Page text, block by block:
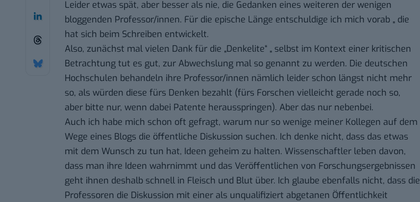
Leider etwas spät, aber besser als nie, die Gedanken eines weiteren der wenigen
bloggenden Professor/innen. Für die epische Länge entschuldige ich mich vorab „ die
hat sich beim Schreiben entwickelt.
Also, zunächst mal vielen Dank für die „Denkelite“ „ selbst im Kontext einer kritischen
Betrachtung tut es gut, zur Abwechslung mal so genannt zu werden. Die deutschen
Hochschulen behandeln ihre Professor/innen nämlich leider schon längst nicht mehr
so, als würden diese fürs Denken bezahlt (fürs Forschen vielleicht gerade noch so,
aber bitte nur, wenn dabei Patente herausspringen). Aber das nur nebenbei.
Auch ich habe mich schon oft gefragt, warum nur so wenige meiner Kollegen auf dem
Wege eines Blogs die öffentliche Diskussion suchen. Ich denke nicht, dass das etwas
mit dem Wunsch zu tun hat, Ideen geheim zu halten. Wissenschaftler leben davon,
dass man ihre Ideen wahrnimmt und das Veröffentlichen von Forschungsergebnissen
geht ihnen deshalb schnell in Fleisch und Blut über. Ich glaube ebenfalls nicht, dass die
Professoren die Diskussion mit einer als unqualifiziert abgetanen Öffentlichkeit